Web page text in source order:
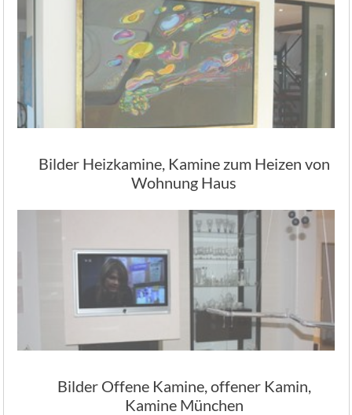
Bilder Heizkamine, Kamine zum Heizen von
Wohnung Haus
Bilder Offene Kamine, offener Kamin,
Kamine München